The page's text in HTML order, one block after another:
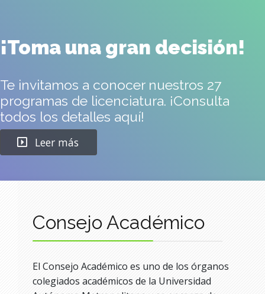
¡Toma una gran decisión!
Te invitamos a conocer nuestros 27
programas de licenciatura. ¡Consulta
todos los detalles aquí!
Leer más
Consejo Académico
El Consejo Académico es uno de los órganos